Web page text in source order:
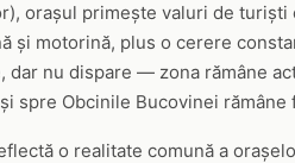
orașul primește valuri de
și motorină, plus o cerere
dar nu dispare — zona rămâne
spre Obcinile Bucovinei rămâne
o realitate comună a